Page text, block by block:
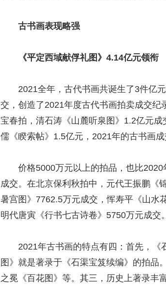
古书画表现略强
《平定西域献俘礼图》4.14亿元领衔
2021全年，古代书画共诞生了3件亿元
交，创造了2021年度古代书画拍卖成交
宝春拍，清石涛《山麓听泉图》1.2亿元
儒《睽索帖》1.5亿元，2021年的古书画成
价格5000万元以上的拍品，也比2020
成交。在北京保利秋拍中，元代王振鹏《
暑宫图》7762.5万元成交，恽寿平《山水
明代唐寅《行书七古诗卷》5750万元成交。
2021年古书画的特点有四：首先，《
图》就是著录于《石渠宝笈续编》的拍品
之冕《百花图》等。其三，历史上著录丰